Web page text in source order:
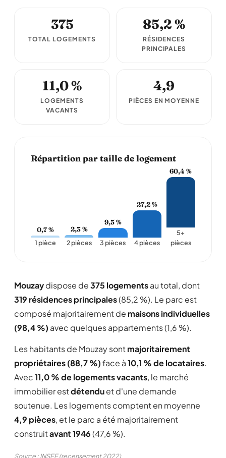
375
TOTAL LOGEMENTS
85,2 %
RÉSIDENCES
PRINCIPALES
11,0 %
LOGEMENTS
VACANTS
4,9
PIÈCES EN MOYENNE
Répartition par taille de logement
0,7 %
1 pièce
2,3 %
2 pièces
9,5 %
3 pièces
27,2 %
4 pièces
60,4 %
5+
pièces
Mouzaydispose de375 logementsau total, dont
319 résidences principales(85,2 %). Le parc est
composé majoritairement de maisons individuelles
(98,4 %) avec quelques appartements (1,6 %).
Les habitants de Mouzay sontmajoritairement
propriétaires (88,7 %)face à10,1 % de locataires.
Avec11,0 % de logements vacants, le marché
immobilier estdétenduet d'une demande
soutenue. Les logements comptent en moyenne
4,9 pièces, et le parc a été majoritairement
construitavant 1946(47,6 %).
Source : INSEE (recensement 2022)